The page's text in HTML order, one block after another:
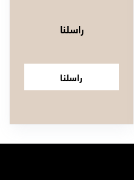
راسلنا
راسلنا